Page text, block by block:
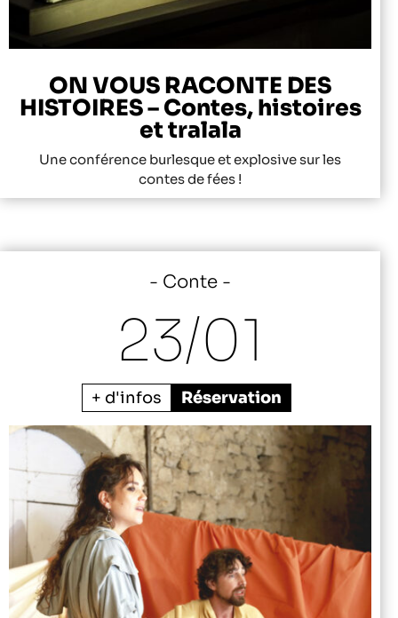
ON VOUS RACONTE DES
HISTOIRES – Contes, histoires
et tralala
Une conférence burlesque et explosive sur les
contes de fées !
Conte
23/01
+ d'infos Réservation